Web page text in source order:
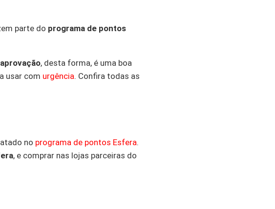
parte do programa de pontos
, desta forma, é uma boa
usar com urgência. Confira todas as
no programa de pontos Esfera.
, e comprar nas lojas parceiras do